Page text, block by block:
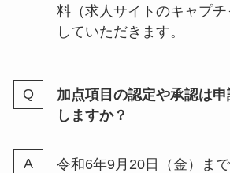
料（求人サイトのキャプ
していただきます。
加点項目の認定や承認は
しますか？
令和6年9月20日（金）ま